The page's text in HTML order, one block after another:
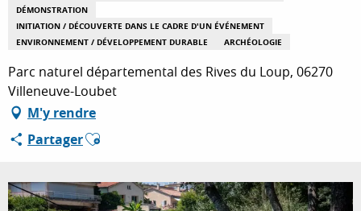
SÉJOURNER
DÉMONSTRATION
INITIATION / DÉCOUVERTE DANS LE CADRE D'UN ÉVÉNEMENT
ENVIRONNEMENT / DÉVELOPPEMENT DURABLE
ARCHÉOLOGIE
Parc naturel départemental des Rives du Loup, 06270
Villeneuve-Loubet
M'y rendre
PartagerAjouter aux favoris